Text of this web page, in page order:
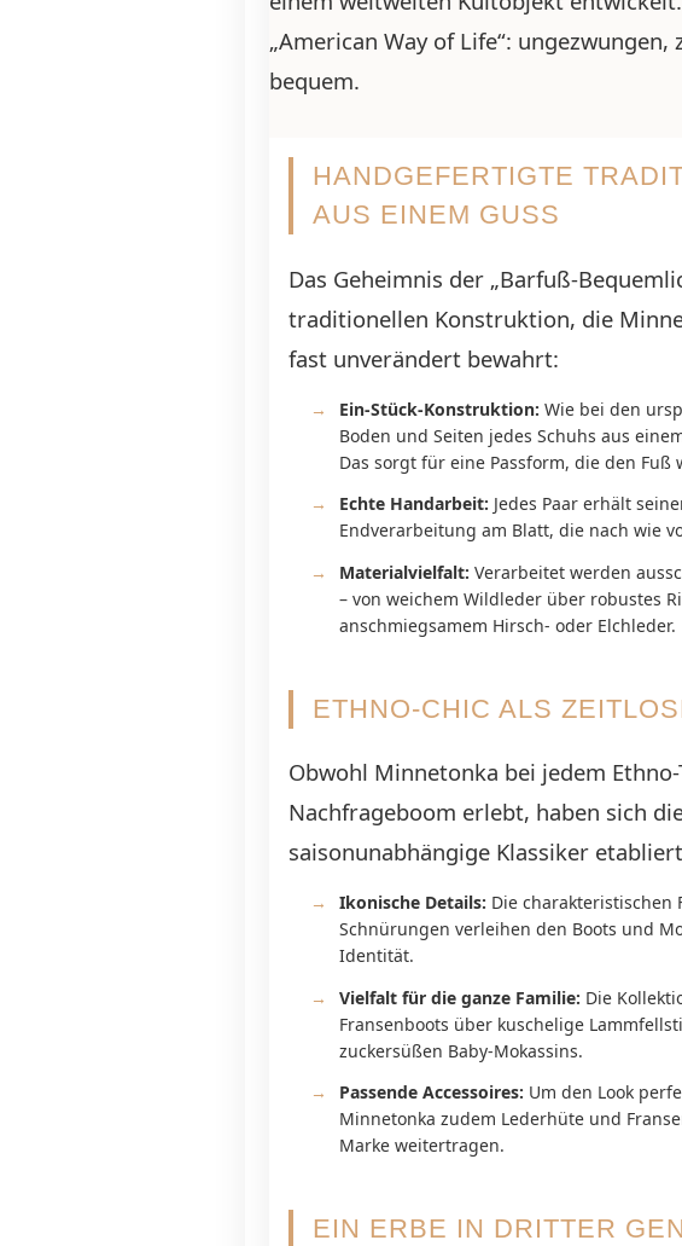
„American Way of Life“:
bequem.
HANDGEFERTIGTE
AUS EINEM GUSS
Das Geheimnis der „Barfuß-
traditionellen Konstruktion, die
fast unverändert bewahrt:
Ein-Stück-Konstruktion: Wie bei den
Boden und Seiten jedes Schuhs aus
Das sorgt für eine Passform, die den
Echte Handarbeit: Jedes Paar erhält
Endverarbeitung am Blatt, die nach wie
Materialvielfalt: Verarbeitet werden
– von weichem Wildleder über robustes
anschmiegsamem Hirsch- oder Elchleder.
ETHNO-CHIC ALS
Obwohl Minnetonka bei jedem
Nachfrageboom erlebt, haben sich
saisonunabhängige Klassiker
Ikonische Details: Die charakteristischen
Schnürungen verleihen den Boots und
Identität.
Vielfalt für die ganze Familie: Die
Fransenboots über kuschelige
zuckersüßen Baby-Mokassins.
Passende Accessoires: Um den Look
Minnetonka zudem Lederhüte und
Marke weitertragen.
EIN ERBE IN DRITTER